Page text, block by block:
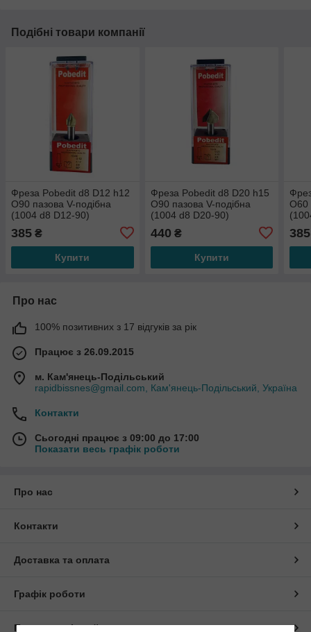
Подібні товари компанії
Фреза Pobedit d8 D12 h12
O90 пазова V-подібна
(1004 d8 D12-90)
385 ₴
Купити
Фреза Pobedit d8 D20 h15
O90 пазова V-подібна
(1004 d8 D20-90)
440 ₴
Купити
O60
385
Про нас
100% позитивних з 17 відгуків за рік
Працює з 26.09.2015
м. Кам'янець-Подільський
rapidbissnes@gmail.com, Кам'янець-Подільський, Україна
Контакти
Сьогодні працює з 09:00 до 17:00
Показати весь графік роботи
Про нас
Контакти
Доставка та оплата
Графік роботи
Повна версія сайту